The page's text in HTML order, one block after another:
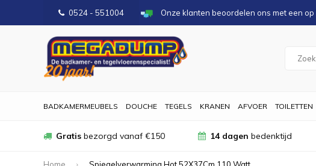
0524 - 551004 Onze klanten beoordelen ons met een op
BADKAMERMEUBELS DOUCHE TEGELS KRANEN AFVOER TOILETTEN
Gratis bezorgd vanaf €150 14 dagen bedenktijd
Home Spiegelverwarming Hot 52X37Cm 110 Watt